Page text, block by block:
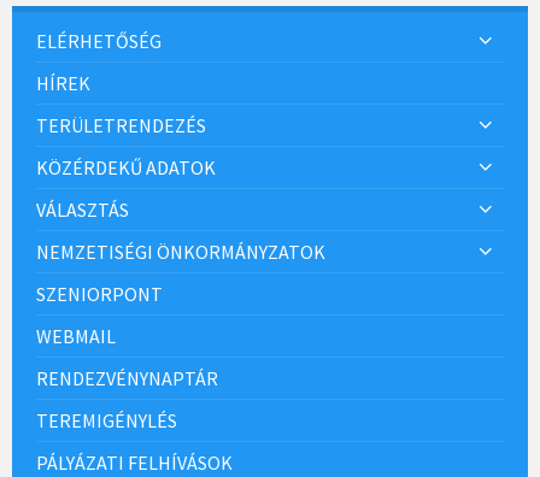
ELÉRHETŐSÉG
HÍREK
TERÜLETRENDEZÉS
KÖZÉRDEKŰ ADATOK
VÁLASZTÁS
NEMZETISÉGI ÖNKORMÁNYZATOK
SZENIORPONT
WEBMAIL
RENDEZVÉNYNAPTÁR
TEREMIGÉNYLÉS
PÁLYÁZATI FELHÍVÁSOK